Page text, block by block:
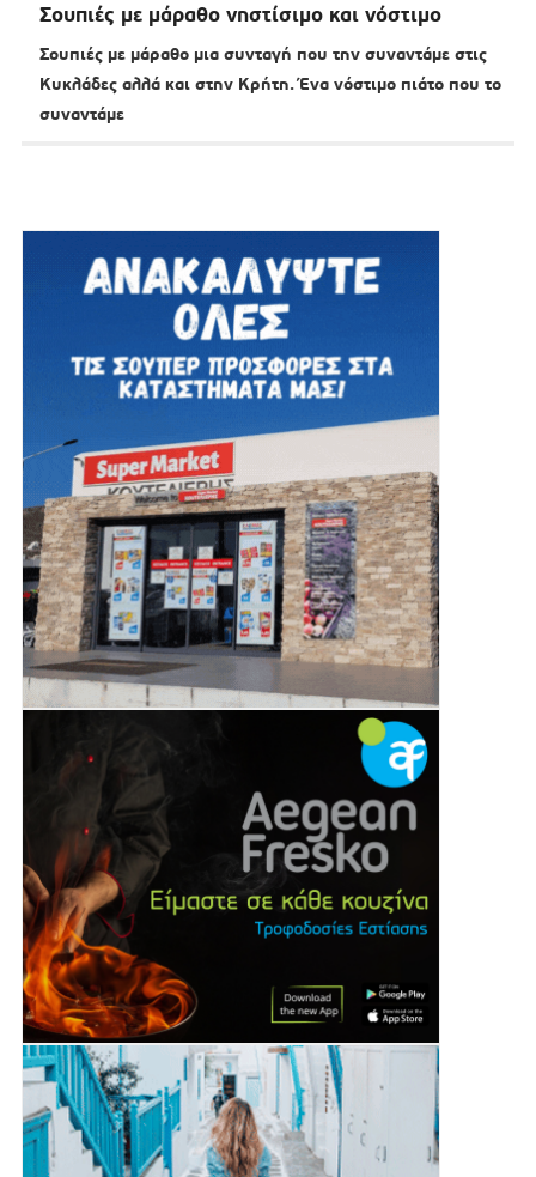
Σουπιές με μάραθο νηστίσιμο και νόστιμο
Σουπιές με μάραθο μια συνταγή που την συναντάμε στις
Κυκλάδες αλλά και στην Κρήτη. Ένα νόστιμο πιάτο που το
συναντάμε